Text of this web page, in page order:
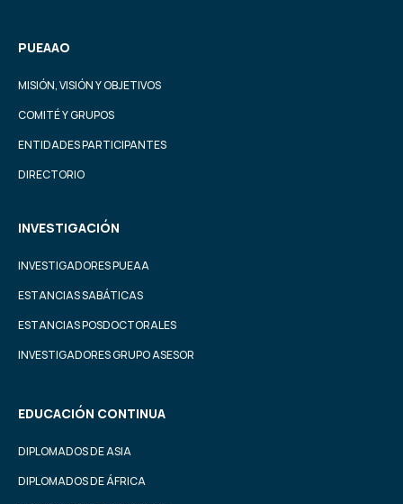
PUEAAO
MISIÓN, VISIÓN Y OBJETIVOS
COMITÉ Y GRUPOS
ENTIDADES PARTICIPANTES
DIRECTORIO
INVESTIGACIÓN
INVESTIGADORES PUEAA
ESTANCIAS SABÁTICAS
ESTANCIAS POSDOCTORALES
INVESTIGADORES GRUPO ASESOR
EDUCACIÓN CONTINUA
DIPLOMADOS DE ASIA
DIPLOMADOS DE ÁFRICA